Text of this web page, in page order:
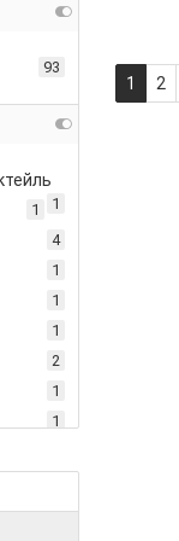
93
1
1
4
1
1
1
2
1
1
2
1 2